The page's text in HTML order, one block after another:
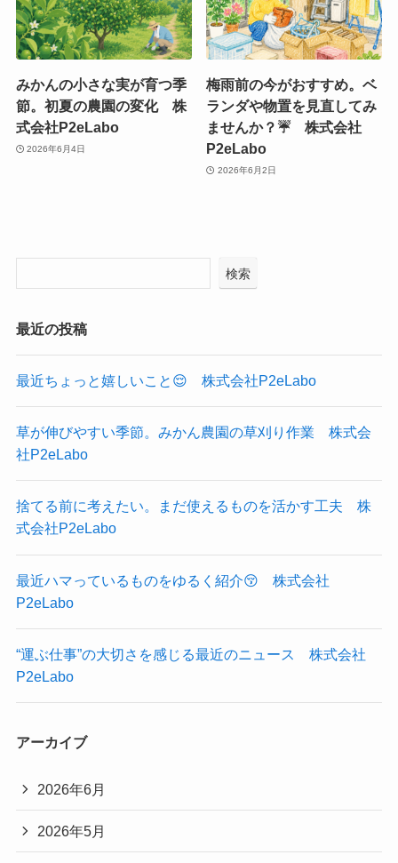
みかんの小さな実が育つ季
節。初夏の農園の変化 株
式会社P2eLabo
2026年6月4日
梅雨前の今がおすすめ。ベ
ランダや物置を見直してみ
ませんか？☔ 株式会社
P2eLabo
2026年6月2日
検索
最近の投稿
最近ちょっと嬉しいこと😌 株式会社P2eLabo
草が伸びやすい季節。みかん農園の草刈り作業 株式会
社P2eLabo
捨てる前に考えたい。まだ使えるものを活かす工夫 株
式会社P2eLabo
最近ハマっているものをゆるく紹介😚 株式会社
P2eLabo
“運ぶ仕事”の大切さを感じる最近のニュース 株式会社
P2eLabo
アーカイブ
2026年6月
2026年5月